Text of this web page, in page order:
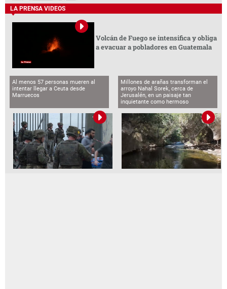
LA PRENSA VIDEOS
Volcán de Fuego se intensifica y obliga
a evacuar a pobladores en Guatemala
Al menos 57 personas mueren al
intentar llegar a Ceuta desde
Marruecos
Millones de arañas transforman el
arroyo Nahal Sorek, cerca de
Jerusalén, en un paisaje tan
inquietante como hermoso